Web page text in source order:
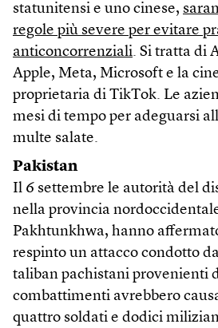
statunitensi e uno cinese,
regole più severe per evitare
anticoncorrenziali. Si tratta di
Apple, Meta, Microsoft e la
proprietaria di TikTok. Le
mesi di tempo per adeguarsi
multe salate.
Pakistan
Il 6 settembre le autorità del
nella provincia
Pakhtunkhwa, hanno
respinto un attacco condotto
taliban pachistani provenienti
combattimenti avrebbero
quattro soldati e dodici